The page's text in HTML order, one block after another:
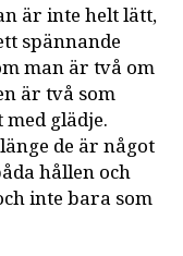
är inte helt lätt,
spännande
man är två om
är två som
glädje.
de är något
hållen och
inte bara som